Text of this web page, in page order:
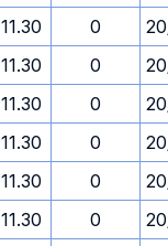
11.30 0
11.30 0
11.30 0
11.30 0
11.30 0
11.30 0